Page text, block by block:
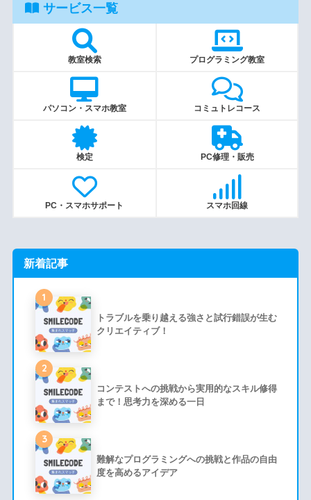
サービス一覧
教室検索 プログラミング教室
パソコン・スマホ教室 コミュトレコース
検定 PC修理・販売
PC・スマホサポート スマホ回線
新着記事
1
トラブルを乗り越える強さと試行錯誤が生む
クリエイティブ！
2
コンテストへの挑戦から実用的なスキル修得
まで！思考力を深める一日
3
難解なプログラミングへの挑戦と作品の自由
度を高めるアイデア